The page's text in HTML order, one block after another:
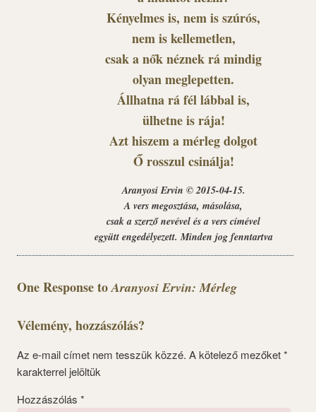
Kényelmes is, nem is szúrós,
nem is kellemetlen,
csak a nők néznek rá mindig
olyan meglepetten.
Állhatna rá fél lábbal is,
ülhetne is rája!
Azt hiszem a mérleg dolgot
Ő rosszul csinálja!
Aranyosi Ervin © 2015-04-15.
A vers megosztása, másolása,
csak a szerző nevével és a vers címével
együtt engedélyezett. Minden jog fenntartva
One Response toAranyosi Ervin: Mérleg
Vélemény, hozzászólás?
Az e-mail címet nem tesszük közzé. A kötelező mezőket*
karakterrel jelöltük
Hozzászólás *